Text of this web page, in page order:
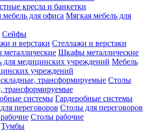
кресла и банкетки
Мягкая мебель для
Сейфы
Стеллажи и верстаки
Шкафы металлические
Мебель
учреждений
Столы
трансформируемые
Гардеробные системы
Столы для переговоров
Столы рабочие
Тумбы